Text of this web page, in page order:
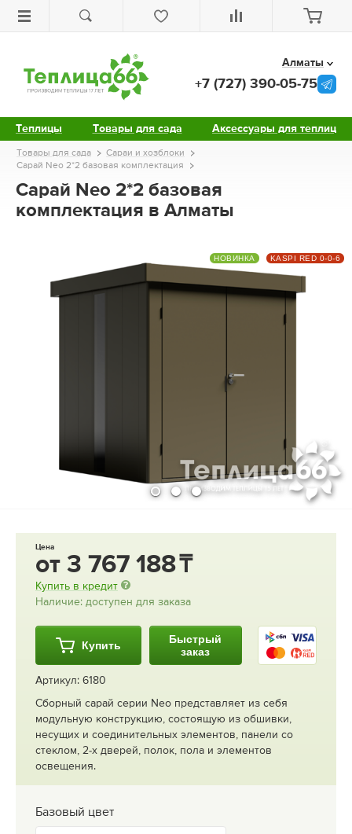
Теплицы Товары для сада Аксессуары для теплиц
Алматы
+7 (727) 390-05-75
Товары для сада
Сараи и хозблоки
Сарай Neo 2*2 базовая комплектация
Сарай Neo 2*2 базовая
комплектация в Алматы
НОВИНКА KASPI RED 0-0-6
Цена
от 3 767 188
Купить в кредит
Наличие: доступен для заказа
Купить
Быстрый
заказ
Артикул: 6180
Сборный сарай серии Neo представляет из себя
модульную конструкцию, состоящую из обшивки,
несущих и соединительных элементов, панели со
стеклом, 2-х дверей, полок, пола и элементов
освещения.
Базовый цвет